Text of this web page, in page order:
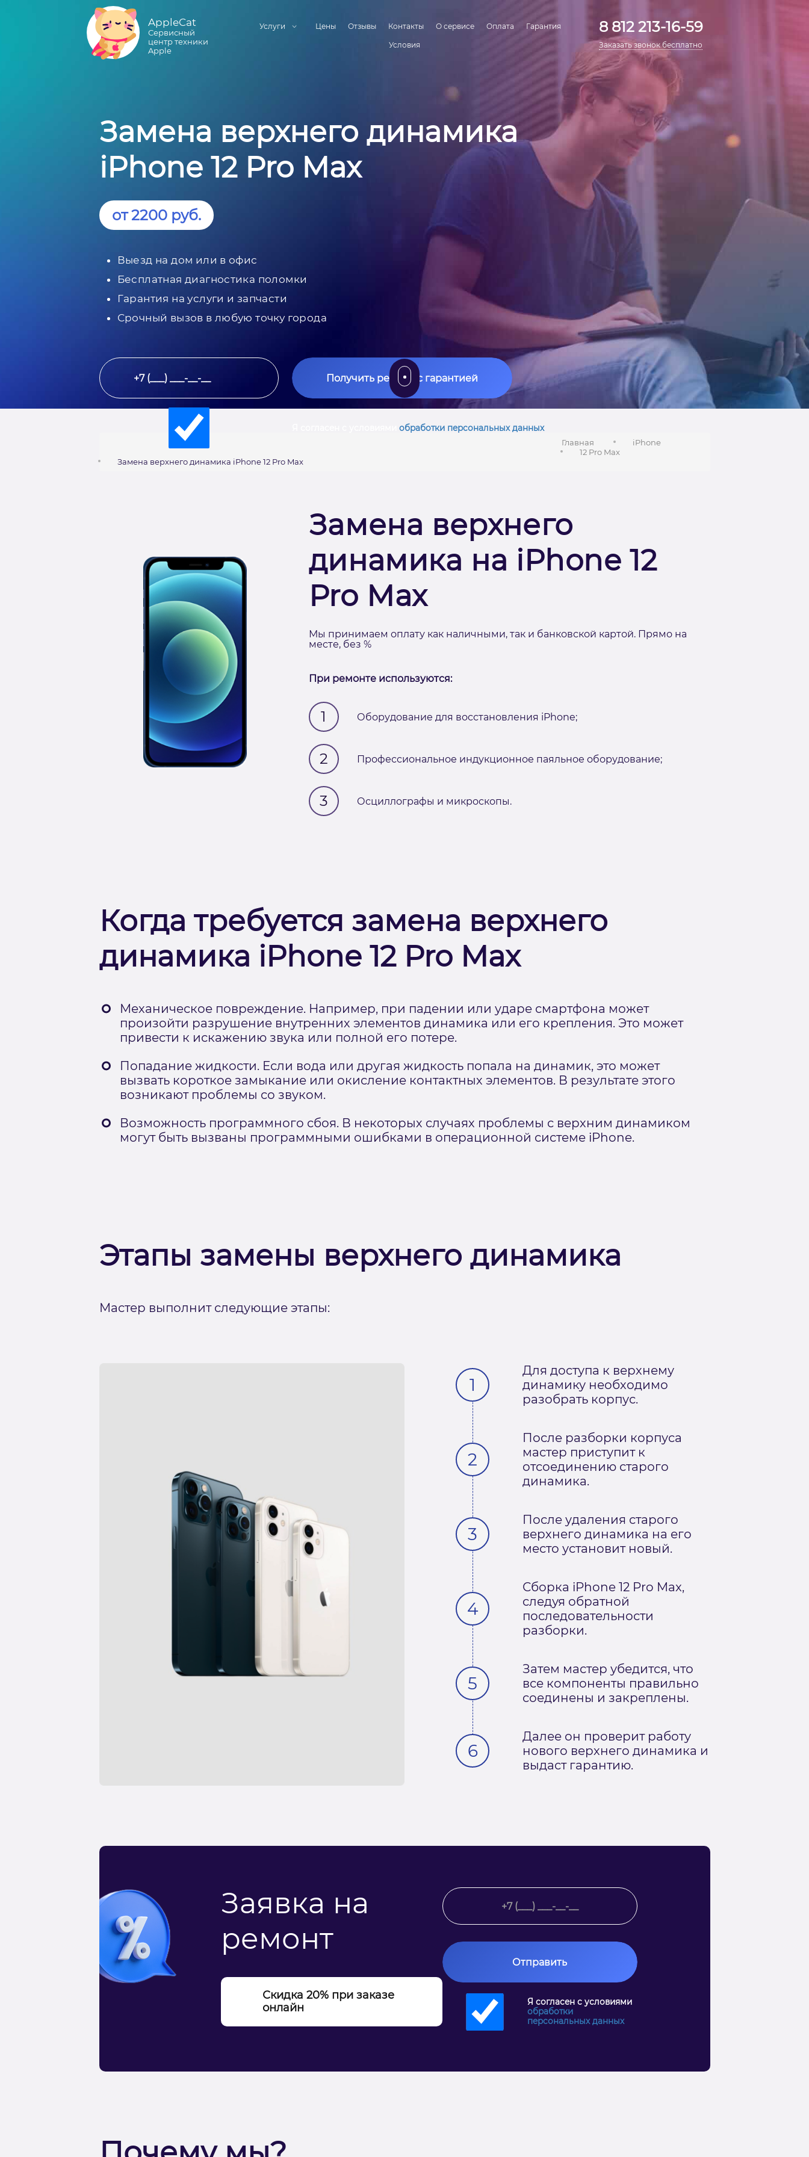
AppleCat
Сервисный
центр техники
Apple
Услуги Цены Отзывы Контакты О сервисе Оплата Гарантия
Условия
8 812 213-16-59
Заказать звонок бесплатно
Замена верхнего динамика
iPhone 12 Pro Max
от 2200 руб.
Выезд на дом или в офис
Бесплатная диагностика поломки
Гарантия на услуги и запчасти
Срочный вызов в любую точку города
Получить ремонт с гарантией
обработки персональных данных
Главная
iPhone
12 Pro Max
Замена верхнего динамика iPhone 12 Pro Max
Замена верхнего
динамика на iPhone 12
Pro Max
Мы принимаем оплату как наличными, так и банковской картой. Прямо на
месте, без %
При ремонте используются:
1 Оборудование для восстановления iPhone;
2 Профессиональное индукционное паяльное оборудование;
3 Осциллографы и микроскопы.
Когда требуется замена верхнего
динамика iPhone 12 Pro Max
Механическое повреждение. Например, при падении или ударе смартфона может
произойти разрушение внутренних элементов динамика или его крепления. Это может
привести к искажению звука или полной его потере.
Попадание жидкости. Если вода или другая жидкость попала на динамик, это может
вызвать короткое замыкание или окисление контактных элементов. В результате этого
возникают проблемы со звуком.
Возможность программного сбоя. В некоторых случаях проблемы с верхним динамиком
могут быть вызваны программными ошибками в операционной системе iPhone.
Этапы замены верхнего динамика
Мастер выполнит следующие этапы:
Для доступа к верхнему
динамику необходимо
разобрать корпус.
После разборки корпуса
мастер приступит к
отсоединению старого
динамика.
После удаления старого
верхнего динамика на его
место установит новый.
Сборка iPhone 12 Pro Max,
следуя обратной
последовательности
разборки.
Затем мастер убедится, что
все компоненты правильно
соединены и закреплены.
Далее он проверит работу
нового верхнего динамика и
выдаст гарантию.
Заявка на
ремонт
Скидка 20% при заказе
онлайн
Отправить
Я согласен с условиями
обработки
персональных данных